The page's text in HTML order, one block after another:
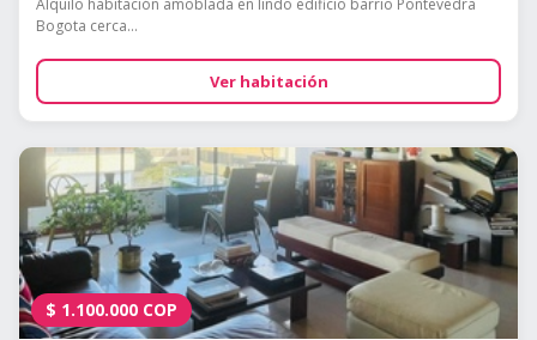
Alquilo habitación amoblada en lindo edificio barrio Pontevedra
Bogota cerca...
Ver habitación
$ 1.100.000 COP